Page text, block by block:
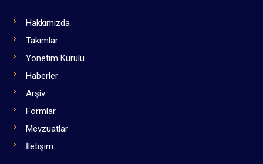
Hakkımızda
Takımlar
Yönetim Kurulu
Haberler
Arşiv
Formlar
Mevzuatlar
İletişim